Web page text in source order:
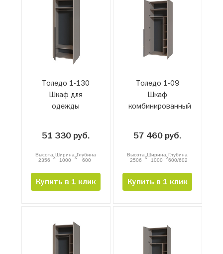
Толедо 1-130
Шкаф для
одежды
51 330 руб.
Высота
2356
xШирина
1000
xГлубина
600
Купить в 1 клик
Толедо 1-09
Шкаф
комбинированный
57 460 руб.
Высота
2506
xШирина
1000
xГлубина
600/602
Купить в 1 клик